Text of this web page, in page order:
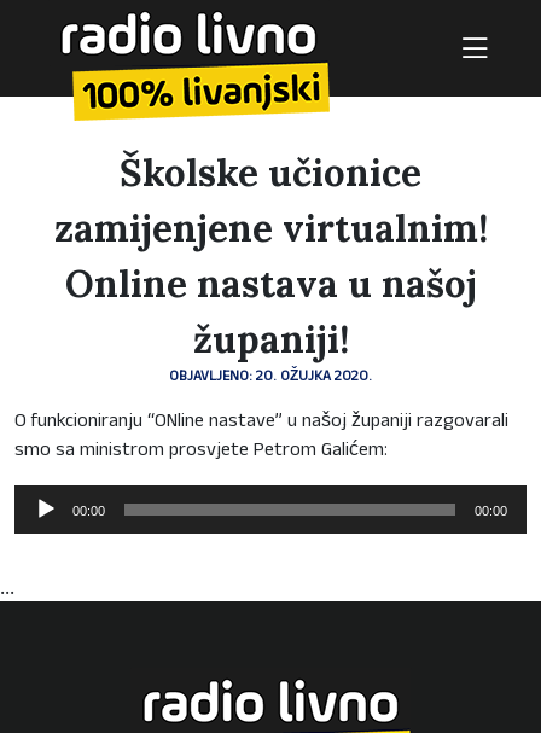
Školske učionice
zamijenjene virtualnim!
Online nastava u našoj
županiji!
OBJAVLJENO: 20. OŽUJKA 2020.
O funkcioniranju “ONline nastave” u našoj županiji razgovarali
smo sa ministrom prosvjete Petrom Galićem:
Reproduktor
audiozapisa
00:00 00:00
...